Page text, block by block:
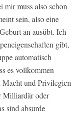
mir muss also schon
sein, also eine
an ausübt. Ich
gibt,
automatisch
es vollkommen
Macht und Privilegien
Milliardär oder
sind absurde